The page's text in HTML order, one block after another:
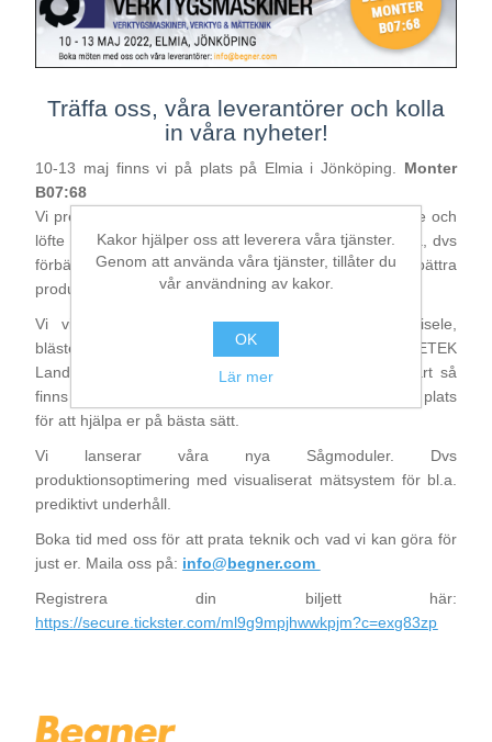
BRAUN Ytslipningsmaskiner
Bearbetning av stång, rör och profiler
Bearbetning av plåt och band
Målnings- och ytbehandlingssystem
Träffa oss, våra leverantörer och kolla
in våra nyheter!
10-13 maj finns vi på plats på Elmia i Jönköping. Monter
B07:68
Vi presenterar
– vårt erbjudande och
löfte om att ta er process och produktion till nästa nivå, dvs
förbättra produktiviteten, minska stillestånd och förbättra
produktkvaliteten.
Vi visar sågar från BEHRINGER, BEHRINGER Eisele,
blästerturbin från AGTOS, värmekameror från AMETEK
Land samt mät- och analyslösningar från iba. Såklart så
finns vi och representanter från våra leverantörer på plats
för att hjälpa er på bästa sätt.
Vi lanserar våra nya Sågmoduler. Dvs
produktionsoptimering med visualiserat mätsystem för bl.a.
prediktivt underhåll.
Boka tid med oss för att prata teknik och vad vi kan göra för
just er. Maila oss på: info@begner.com
Registrera din biljett här:
https://secure.tickster.com/ml9g9mpjhwwkpjm?c=exg83zp
Kakor hjälper oss att leverera våra tjänster.
Genom att använda våra tjänster, tillåter du
vår användning av kakor.
OK
Lär mer